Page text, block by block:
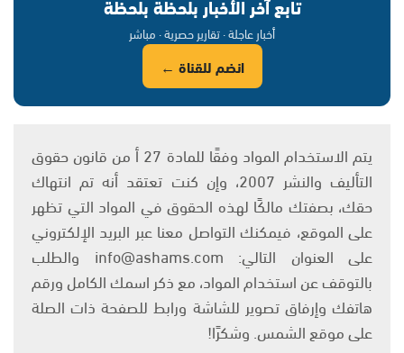
أخبار عاجلة · تقارير حصرية · مباشر
انضم للقناة ←
يتم الاستخدام المواد وفقًا للمادة 27 أ من قانون حقوق
التأليف والنشر 2007، وإن كنت تعتقد أنه تم انتهاك
حقك، بصفتك مالكًا لهذه الحقوق في المواد التي تظهر
على الموقع، فيمكنك التواصل معنا عبر البريد الإلكتروني
على العنوان التالي: info@ashams.com والطلب
بالتوقف عن استخدام المواد، مع ذكر اسمك الكامل ورقم
هاتفك وإرفاق تصوير للشاشة ورابط للصفحة ذات الصلة
على موقع الشمس. وشكرًا!